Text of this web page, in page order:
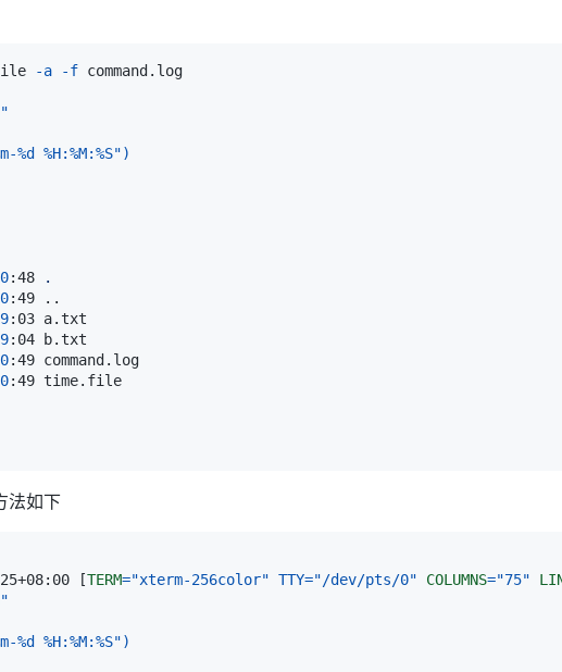
-a -f
%d %H:%M:%S")
:48
.
:49
..
法如下
[TERM="xterm-256color" TTY="/dev/pts/0" COLUMNS="75"
%d %H:%M:%S")